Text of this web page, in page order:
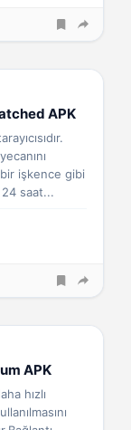
APK
işkence gibi
saat...
APK
hızlı